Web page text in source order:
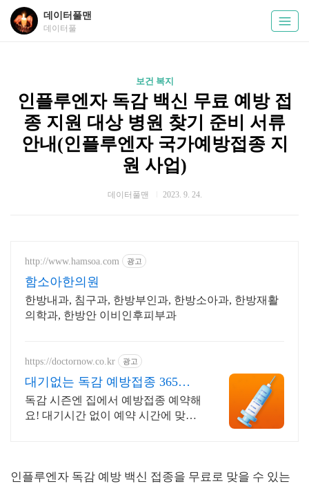
데이터풀맨
데이터풀
보건 복지
인플루엔자 독감 백신 무료 예방 접
종 지원 대상 병원 찾기 준비 서류
안내(인플루엔자 국가예방접종 지
원 사업)
데이터풀맨 2023. 9. 24.
http://www.hamsoa.com 광고
함소아한의원
한방내과, 침구과, 한방부인과, 한방소아과, 한방재활
의학과, 한방안 이비인후피부과
https://doctornow.co.kr 광고
대기없는 독감 예방접종 365일
24시간 진료가능
독감 시즌엔 집에서 예방접종 예약해
요! 대기시간 없이 예약 시간에 맞춰
인플루엔자 독감 예방 백신 접종을 무료로 맞을 수 있는